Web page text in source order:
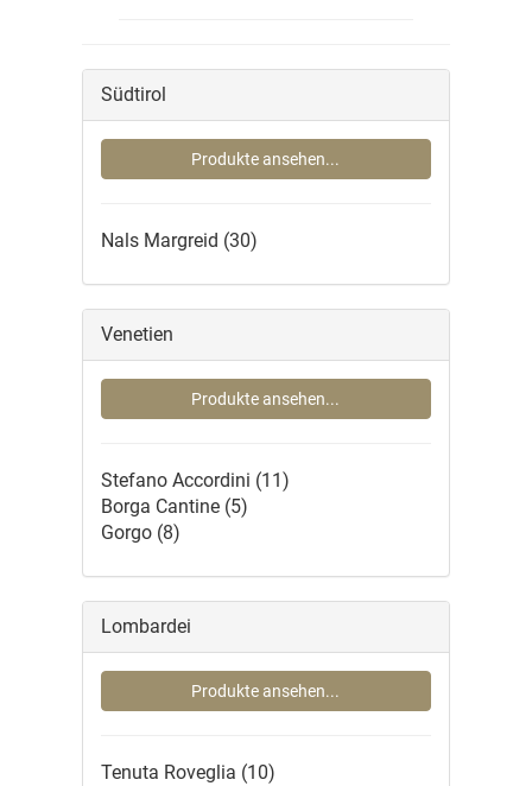
Südtirol
Produkte ansehen...
Nals Margreid (30)
Venetien
Produkte ansehen...
Stefano Accordini (11)
Borga Cantine(5)
Gorgo(8)
Lombardei
Produkte ansehen...
Tenuta Roveglia (10)